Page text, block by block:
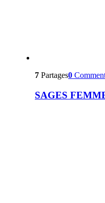
7 Partages0
SAGES